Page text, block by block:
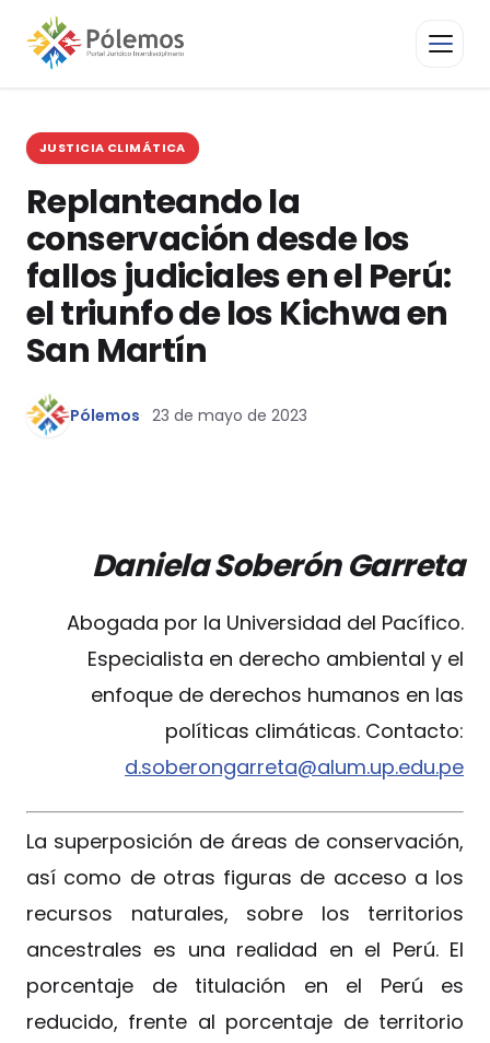
JUSTICIA CLIMÁTICA
Replanteando la
conservación desde los
fallos judiciales en el Perú:
el triunfo de los Kichwa en
San Martín
Pólemos 23 de mayo de 2023
Daniela Soberón Garreta
Abogada por la Universidad del Pacífico.
Especialista en derecho ambiental y el
enfoque de derechos humanos en las
políticas climáticas. Contacto:
d.soberongarreta@alum.up.edu.pe
La superposición de áreas de conservación,
así como de otras figuras de acceso a los
recursos naturales, sobre los territorios
ancestrales es una realidad en el Perú. El
porcentaje de titulación en el Perú es
reducido, frente al porcentaje de territorio